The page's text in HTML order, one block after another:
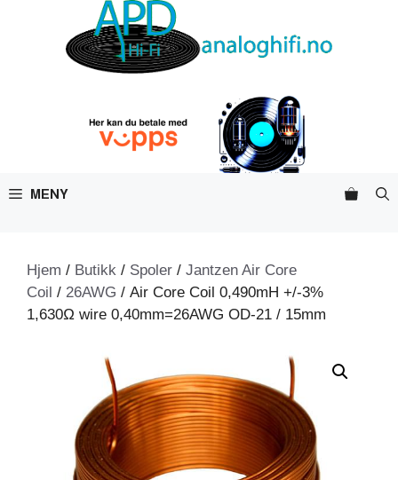
MENY
Hjem / Butikk / Spoler / Jantzen Air Core
Coil / 26AWG / Air Core Coil 0,490mH +/-3%
1,630Ω wire 0,40mm=26AWG OD-21 / 15mm